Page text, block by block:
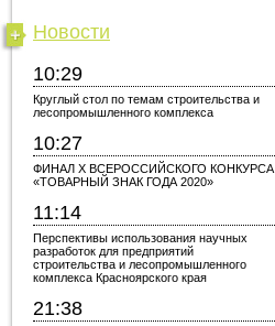
Новости
10:29
Круглый стол по темам строительства и
лесопромышленного комплекса
10:27
ФИНАЛ X ВСЕРОССИЙСКОГО КОНКУРСА
«ТОВАРНЫЙ ЗНАК ГОДА 2020»
11:14
Перспективы использования научных
разработок для предприятий
строительства и лесопромышленного
комплекса Красноярского края
21:38